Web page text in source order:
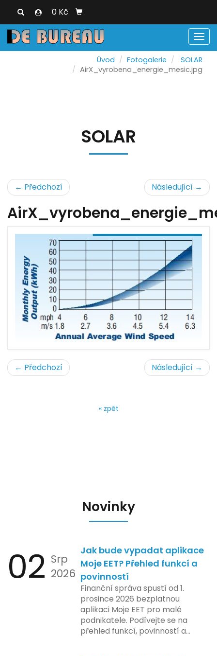
0 Kč
Úvod Fotogalerie
SOLAR
AirX_vyrobena_energie_mesic.jpg
SOLAR
← Předchozí Následující →
← Předchozí Následující →
« zpět
Novinky
02 Srp
2026
Jak bude vypadat aplikace
Moje EET? Přehled funkcí a
povinností
Finanční správa spustí od 1.
prosince 2026 bezplatnou
aplikaci Moje EET pro malé
podnikatele. Podívejte se na
přehled funkcí, povinností a